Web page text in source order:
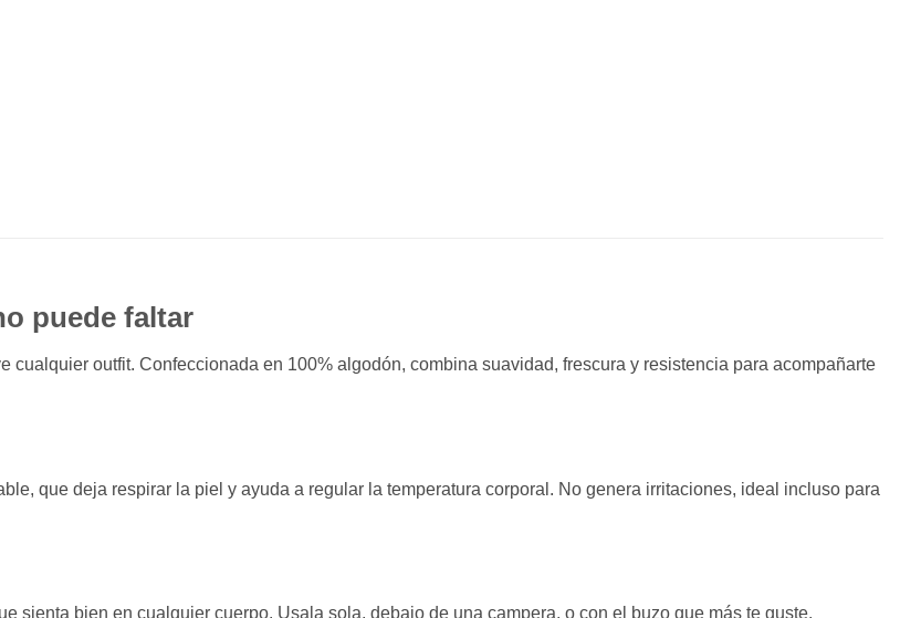
puede faltar
cualquier outfit. Confeccionada en 100% algodón, combina suavidad, frescura y resistencia para acompañarte
que deja respirar la piel y ayuda a regular la temperatura corporal. No genera irritaciones, ideal incluso para
sienta bien en cualquier cuerpo. Usala sola, debajo de una campera, o con el buzo que más te guste.